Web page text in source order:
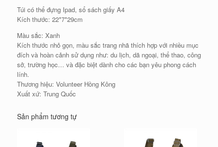
Túi có thể đựng Ipad, sổ sách giấy A4
Kích thước: 22*7*29cm
Màu sắc: Xanh
Kích thước nhỏ gọn, màu sắc trang nhã thích hợp với nhiều mục
đích và hoàn cảnh sử dụng như: du lịch, dã ngoại, thể thao, công
sở, trường học… và đặc biệt dành cho các bạn yêu phong cách
lính.
Thương hiệu: Volunteer Hồng Kông
Xuất xứ: Trung Quốc
Sản phẩm tương tự